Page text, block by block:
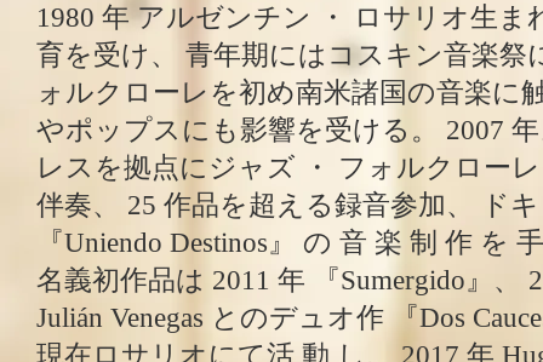
1980 年 アルゼンチン ・ ロサリオ生ま
育を受け、 青年期にはコスキン音楽祭
ォルクローレを初め南米諸国の音楽に
やポップスにも影響を受ける。 2007
レスを拠点にジャズ ・ フォルクロー
伴奏、 25 作品を超える録音参加、 ド
『Uniendo Destinos』 の 音 楽 制 作 を
名義初作品は 2011 年 『Sumergido』、
Julián Venegas とのデュオ作 『Dos
現在ロサリオにて活 動 し、 2017 年